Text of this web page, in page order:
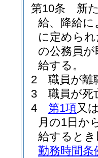
第10条
新
給、降給
に定めら
の公務員
給する。
2
職員が離
3
職員が死
4
第1項又
月の1日か
給すると
勤務時間条